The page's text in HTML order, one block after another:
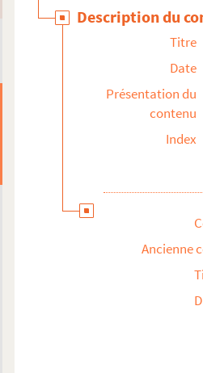
1
en scène manuscrits
de mise en scène manuscrits
2
et dactylographiés de Léonce
musicale en 3 actes. Paroles de
Description du
Titre
Date
Présentation du
contenu
Index
Ancienne